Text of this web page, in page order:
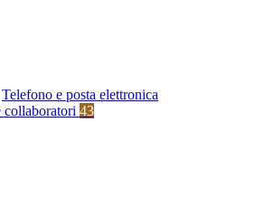
Telefono e posta elettronica
collaboratori 43